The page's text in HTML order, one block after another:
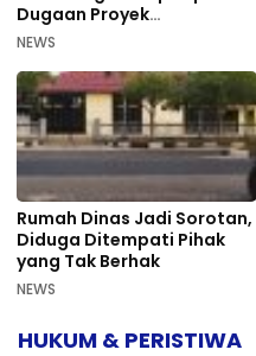
Dugaan Proyek
Bermasalah PUPR Kalteng
NEWS
Rumah Dinas Jadi Sorotan,
Diduga Ditempati Pihak
yang Tak Berhak
NEWS
HUKUM & PERISTIWA